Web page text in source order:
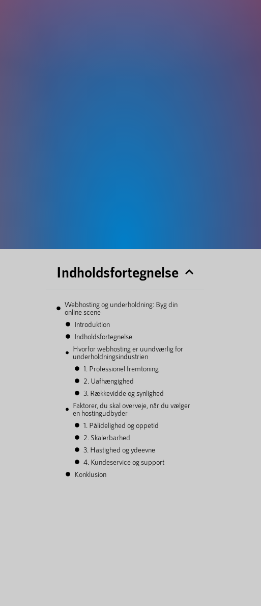
Indholdsfortegnelse
Webhosting og underholdning: Byg din
online scene
Introduktion
Indholdsfortegnelse
Hvorfor webhosting er uundværlig for
underholdningsindustrien
1. Professionel fremtoning
2. Uafhængighed
3. Rækkevidde og synlighed
Faktorer, du skal overveje, når du vælger
en hostingudbyder
1. Pålidelighed og oppetid
2. Skalerbarhed
3. Hastighed og ydeevne
4. Kundeservice og support
Konklusion